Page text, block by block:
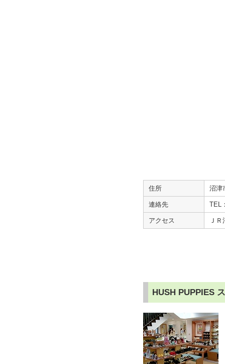
住所 沼津
連絡先 TEL
アクセス Ｊ
HUSH PUPPIES